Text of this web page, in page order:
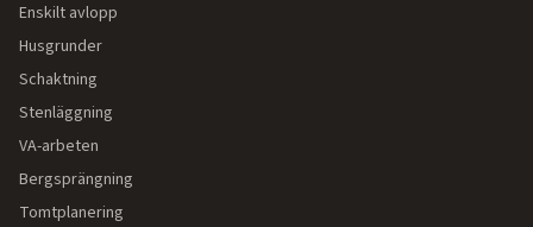
Enskilt avlopp
Husgrunder
Schaktning
Stenläggning
VA-arbeten
Bergsprängning
Tomtplanering